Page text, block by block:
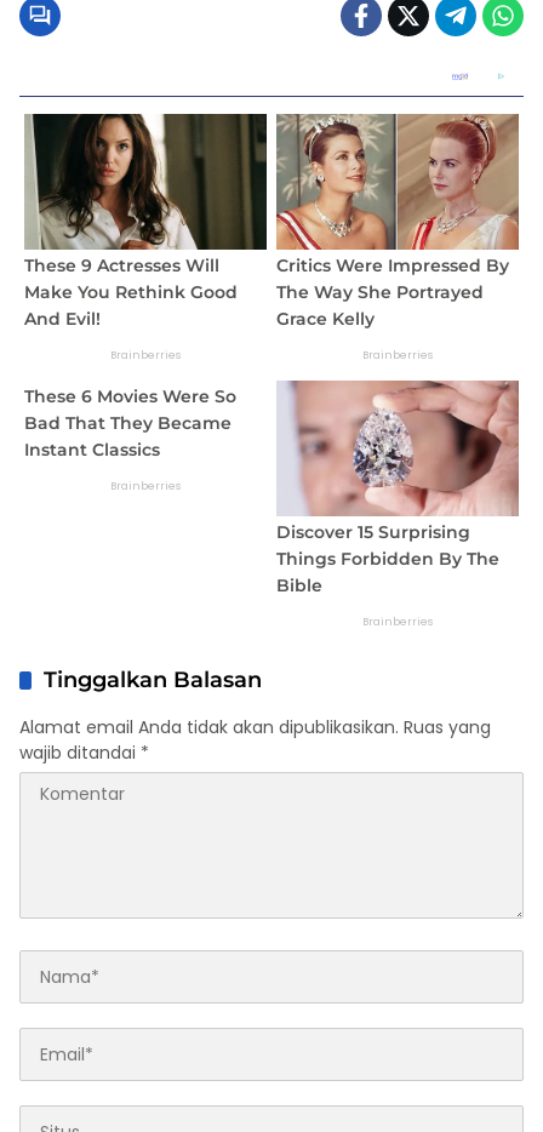
Tinggalkan Balasan
Alamat email Anda tidak akan dipublikasikan. Ruas yang
wajib ditandai *